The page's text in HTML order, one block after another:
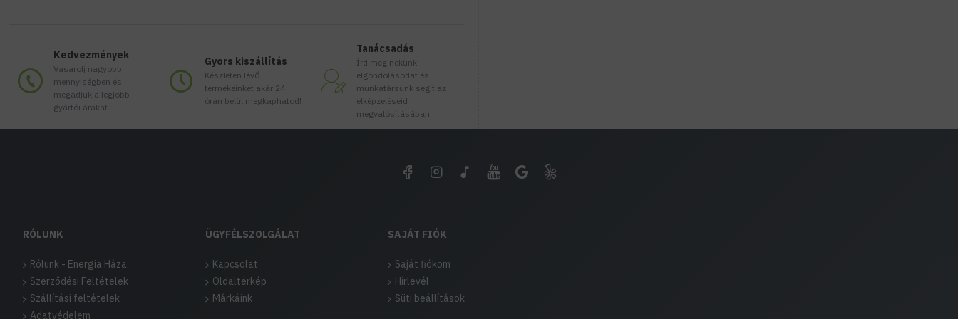
Kedvezmények
Vásárolj nagyobb
mennyiségben és
megadjuk a legjobb
gyártói árakat.
Gyors kiszállítás
Készleten lévő
termékeinket akár 24
órán belül megkaphatod!
Tanácsadás
Írd meg nekünk
elgondolásodat és
munkatársunk segít az
elképzeléseid
megvalósításában.
RÓLUNK
Rólunk - Energia Háza
Szerződési Feltételek
Szállítási feltételek
Adatvédelem
ÜGYFÉLSZOLGÁLAT
Kapcsolat
Oldaltérkép
Márkáink
SAJÁT FIÓK
Saját fiókom
Hírlevél
Süti beállítások